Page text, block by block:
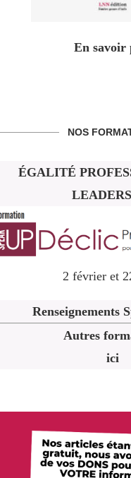
En savoir
NOS
ÉGALITÉ
2 février et
Renseignements
Autres
ici